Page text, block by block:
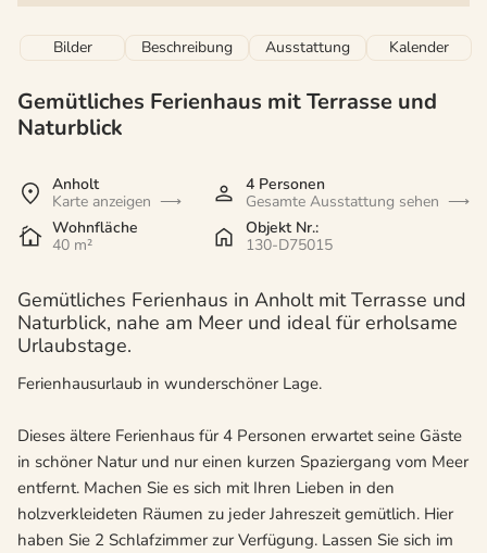
Bilder Beschreibung Ausstattung Kalender
Gemütliches Ferienhaus mit Terrasse und
Naturblick
Anholt
Karte anzeigen
4 Personen
Gesamte Ausstattung sehen
Wohnfläche
40 m²
Objekt Nr.:
130-D75015
Gemütliches Ferienhaus in Anholt mit Terrasse und
Naturblick, nahe am Meer und ideal für erholsame
Urlaubstage.
Ferienhausurlaub in wunderschöner Lage.
Dieses ältere Ferienhaus für 4 Personen erwartet seine Gäste
in schöner Natur und nur einen kurzen Spaziergang vom Meer
entfernt. Machen Sie es sich mit Ihren Lieben in den
holzverkleideten Räumen zu jeder Jahreszeit gemütlich. Hier
haben Sie 2 Schlafzimmer zur Verfügung. Lassen Sie sich im